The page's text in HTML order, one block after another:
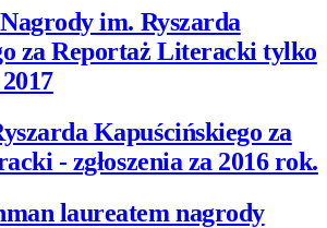
im. Ryszarda
za Reportaż Literacki tylko
Kapuścińskiego za
- zgłoszenia za 2016 rok.
laureatem nagrody